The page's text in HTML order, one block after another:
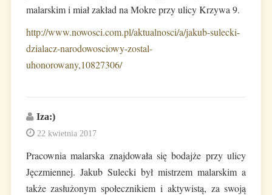
malarskim i miał zakład na Mokre przy ulicy Krzywa 9.
http://www.nowosci.com.pl/aktualnosci/a/jakub-sulecki-
dzialacz-narodowosciowy-zostal-
uhonorowany,10827306/
Iza:)
22 kwietnia 2017
Pracownia malarska znajdowała się bodajże przy ulicy
Jęczmiennej. Jakub Sulecki był mistrzem malarskim a
także zasłużonym społecznikiem i aktywistą, za swoją